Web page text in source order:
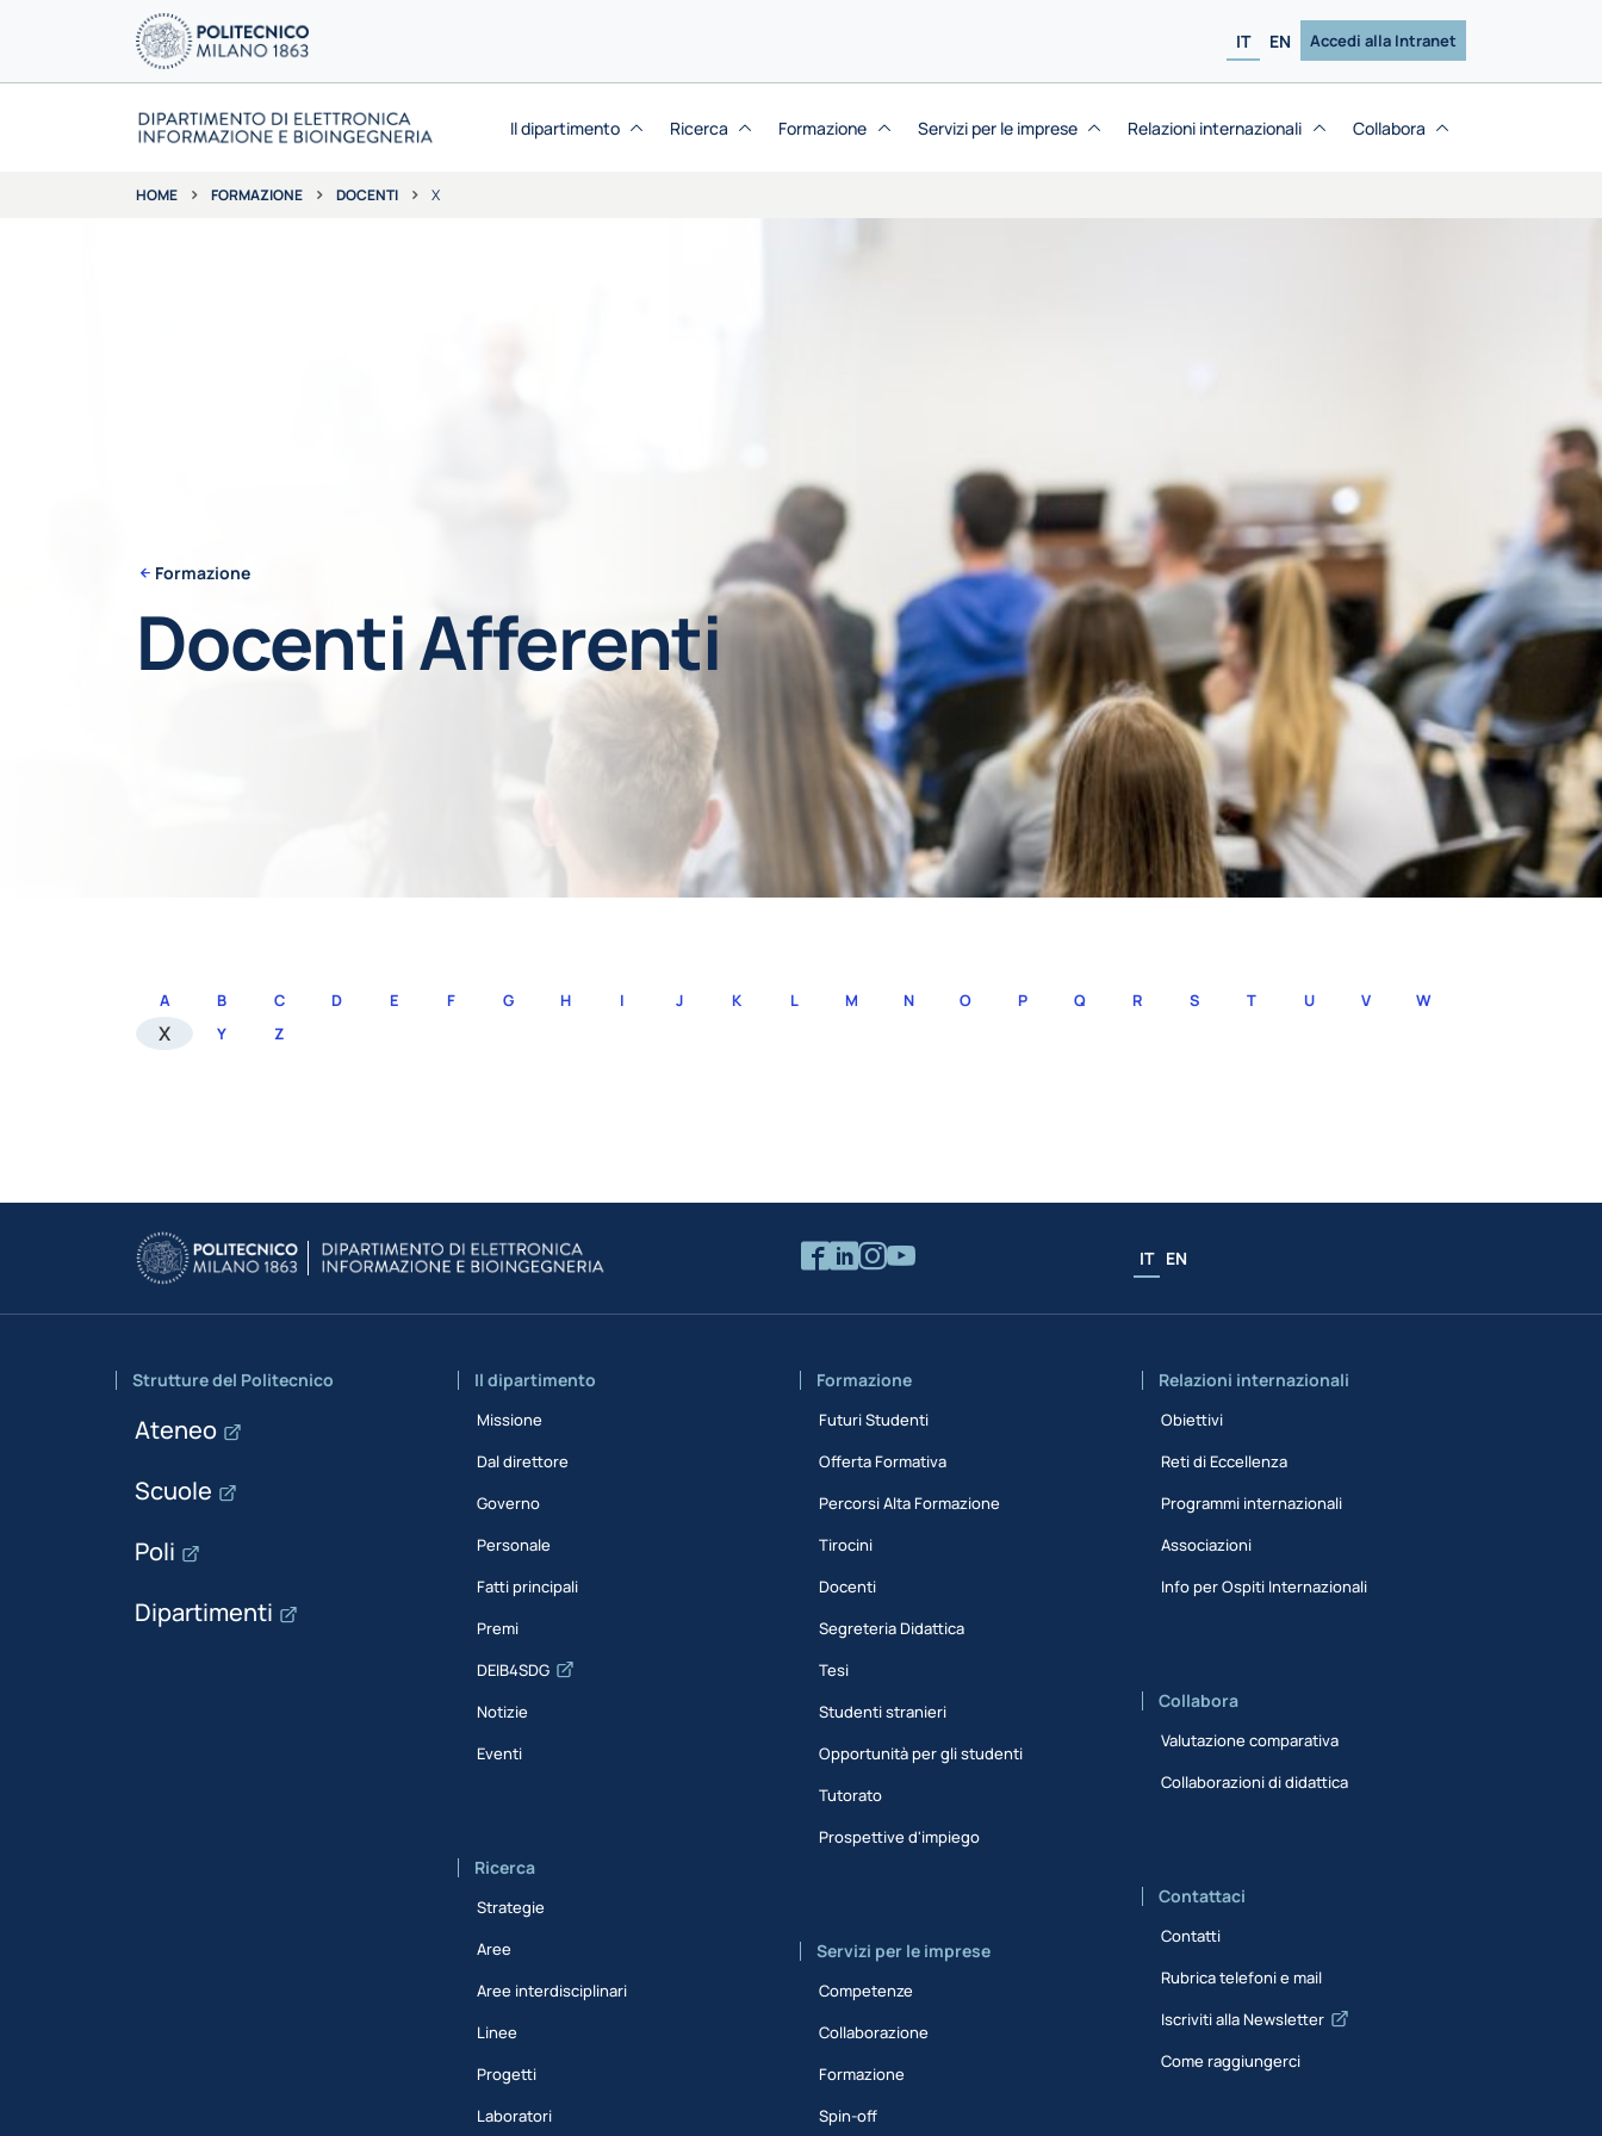
IT EN Accedi alla Intranet
Il dipartimento Ricerca Formazione Servizi per le imprese Relazioni internazionali Collabora
HOME FORMAZIONE DOCENTI X
Formazione
Docenti Afferenti
A B C D E F G H I J K L M N O P Q R S T U V W
X Y Z
IT EN
Strutture del Politecnico
Ateneo
Scuole
Poli
Dipartimenti
Il dipartimento
Missione
Dal direttore
Governo
Personale
Fatti principali
Premi
DEIB4SDG
Notizie
Eventi
Ricerca
Strategie
Aree
Aree interdisciplinari
Linee
Progetti
Laboratori
Formazione
Futuri Studenti
Offerta Formativa
Percorsi Alta Formazione
Tirocini
Docenti
Segreteria Didattica
Tesi
Studenti stranieri
Opportunità per gli studenti
Tutorato
Prospettive d'impiego
Servizi per le imprese
Competenze
Collaborazione
Formazione
Spin-off
Relazioni internazionali
Obiettivi
Reti di Eccellenza
Programmi internazionali
Associazioni
Info per Ospiti Internazionali
Collabora
Valutazione comparativa
Collaborazioni di didattica
Contattaci
Contatti
Rubrica telefoni e mail
Iscriviti alla Newsletter
Come raggiungerci